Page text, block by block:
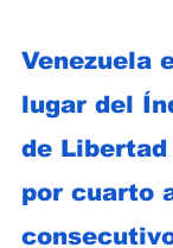
Venezuela
lugar del
de
por cuarto